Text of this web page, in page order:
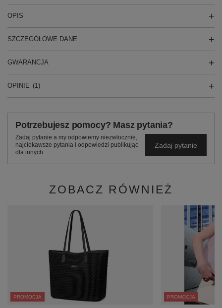
OPIS
SZCZEGÓŁOWE DANE
GWARANCJA
OPINIE (1)
Potrzebujesz pomocy? Masz pytania?
Zadaj pytanie a my odpowiemy niezwłocznie,
najciekawsze pytania i odpowiedzi publikując
dla innych.
Zadaj pytanie
ZOBACZ RÓWNIEŻ
PROMOCJA PROMOCJA